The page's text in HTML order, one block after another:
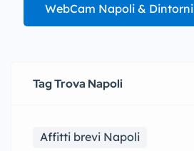
WebCam Napoli & Dintorni
Tag Trova Napoli
Affitti brevi Napoli